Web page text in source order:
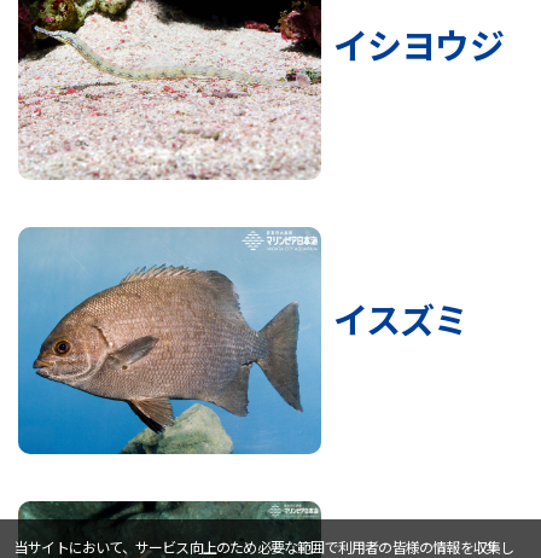
イシヨウジ
イスズミ
当サイトにおいて、サービス向上のため必要な範囲で利用者の皆様の情報を収集し